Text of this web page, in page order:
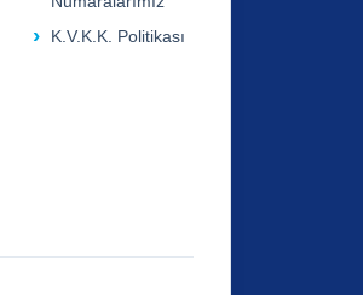
K.V.K.K. Politikası